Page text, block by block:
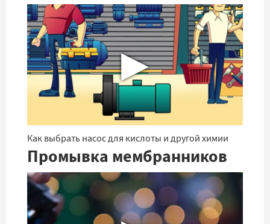
▶
Как выбрать насос для кислоты и другой химии
Промывка мембранников